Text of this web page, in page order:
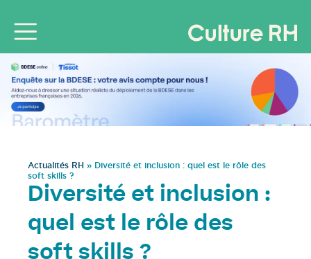
Actualités RH » Diversité et inclusion : quel est le rôle des
soft skills ?
Diversité et inclusion :
quel est le rôle des
soft skills ?